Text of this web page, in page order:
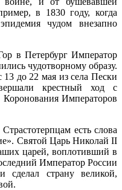
в 1830 году, когда
чудом внезапно
в Петербург Император
чудотворному образу.
до 22 мая из села Пески
крестный ход с
Императоров
есть слова
Святой Царь Николай II
царей, воплотивший в
Император России
страну великой,